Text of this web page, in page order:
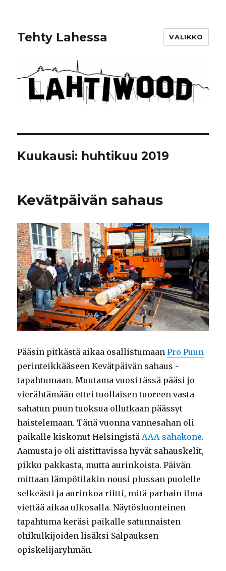
Tehty Lahessa VALIKKO
Kuukausi: huhtikuu 2019
Kevätpäivän sahaus
Pääsin pitkästä aikaa osallistumaanPro Puun
perinteikkääseen Kevätpäivän sahaus -
tapahtumaan. Muutama vuosi tässä pääsi jo
vierähtämään ettei tuollaisen tuoreen vasta
sahatun puun tuoksua ollutkaan päässyt
haistelemaan. Tänä vuonna vannesahan oli
paikalle kiskonut HelsingistäAAA-sahakone.
Aamusta jo oli aistittavissa hyvät sahauskelit,
pikku pakkasta, mutta aurinkoista. Päivän
mittaan lämpötilakin nousi plussan puolelle
selkeästi ja aurinkoa riitti, mitä parhain ilma
viettää aikaa ulkosalla. Näytösluonteinen
tapahtuma keräsi paikalle satunnaisten
ohikulkijoiden lisäksi Salpauksen
opiskelijaryhmän.